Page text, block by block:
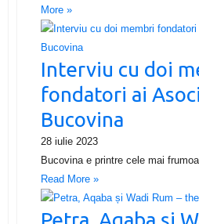
More »
Interviu cu doi
fondatori ai
Bucovina
28 iulie 2023
Bucovina e printre cele mai
Read More »
Petra, Aqaba și